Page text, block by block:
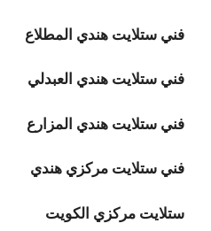
فني ستلايت هندي المطلاع
فني ستلايت هندي العبدلي
فني ستلايت هندي المزارع
فني ستلايت مركزي هندي
ستلايت مركزي الكويت